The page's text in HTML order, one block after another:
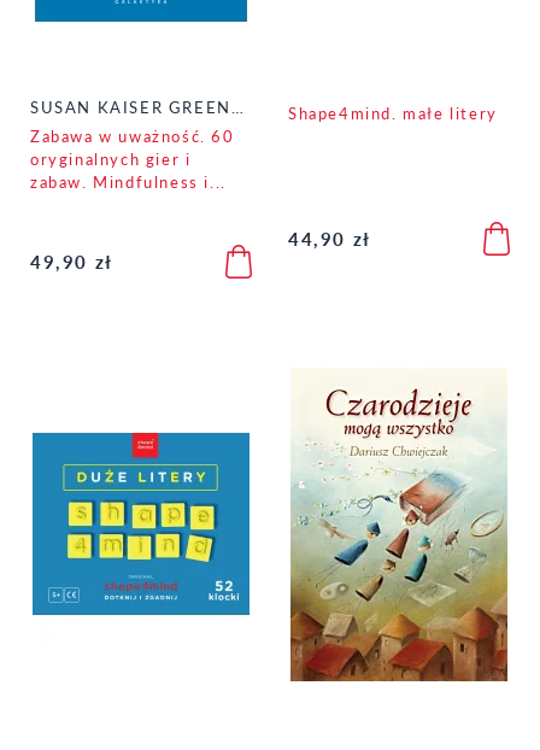
Zabawa w uważność. 60
oryginalnych gier i
zabaw. Mindfulness i...
49,90 zł
Shape4mind. małe litery
44,90 zł